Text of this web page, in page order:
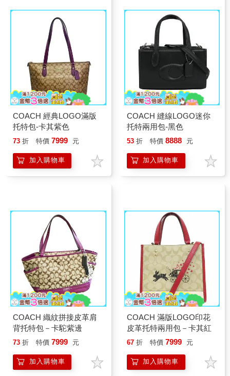
COACH 經典LOGO滿版
托特包-卡其紫色
73 折 特價 7999 元
加入購物車
COACH 縫線LOGO迷你
托特兩用包-黑色
53 折 特價 8888 元
加入購物車
COACH 織紋拼接皮革肩
背托特包－卡駝紫邊
73 折 特價 7999 元
加入購物車
COACH 滿版LOGO印花
皮革托特兩用包－卡其紅
67 折 特價 7999 元
加入購物車